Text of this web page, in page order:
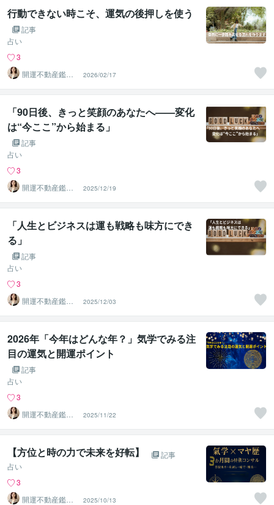
行動できない時こそ、運気の後押しを使う
記事
占い
3
開運不動産鑑定
士 Ayaka
2026/02/17
「90日後、きっと笑顔のあなたへ——変化
は“今ここ”から始まる」
記事
占い
3
開運不動産鑑定
士 Ayaka
2025/12/19
「人生とビジネスは運も戦略も味方にでき
る」
記事
占い
3
開運不動産鑑定
士 Ayaka
2025/12/03
2026年「今年はどんな年？」気学でみる注
目の運気と開運ポイント
記事
占い
3
開運不動産鑑定
士 Ayaka
2025/11/22
【方位と時の力で未来を好転】
記事
占い
3
開運不動産鑑定
2025/10/13